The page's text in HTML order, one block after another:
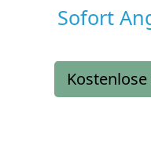
Sofort